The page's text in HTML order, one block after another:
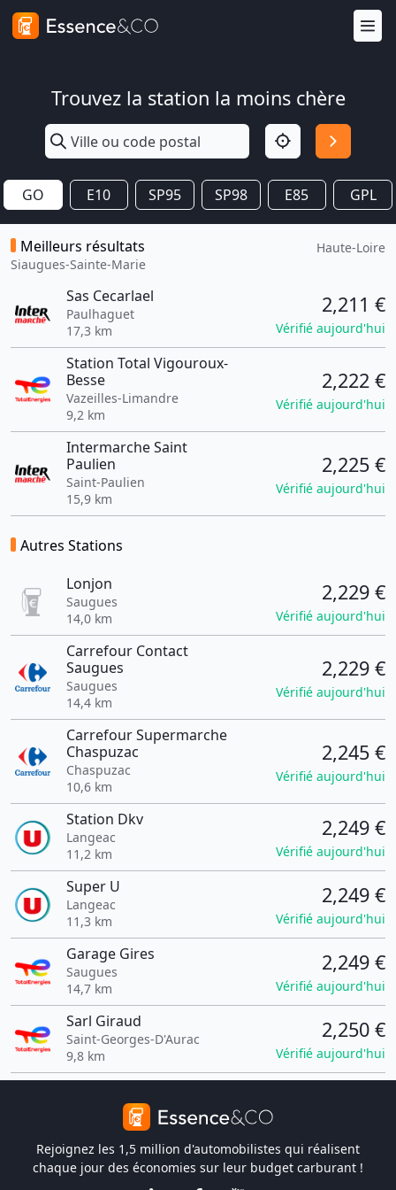
Trouvez la station la moins chère
GO E10 SP95 SP98 E85 GPL
Meilleurs résultats
Siaugues-Sainte-Marie
Haute-Loire
Sas Cecarlael
Paulhaguet
17,3 km
2,211 €
Vérifié aujourd'hui
Station Total Vigouroux-
Besse
Vazeilles-Limandre
9,2 km
2,222 €
Vérifié aujourd'hui
Intermarche Saint
Paulien
Saint-Paulien
15,9 km
2,225 €
Vérifié aujourd'hui
Autres Stations
Lonjon
Saugues
14,0 km
2,229 €
Vérifié aujourd'hui
Carrefour Contact
Saugues
Saugues
14,4 km
2,229 €
Vérifié aujourd'hui
Carrefour Supermarche
Chaspuzac
Chaspuzac
10,6 km
2,245 €
Vérifié aujourd'hui
Station Dkv
Langeac
11,2 km
2,249 €
Vérifié aujourd'hui
Super U
Langeac
11,3 km
2,249 €
Vérifié aujourd'hui
Garage Gires
Saugues
14,7 km
2,249 €
Vérifié aujourd'hui
Sarl Giraud
Saint-Georges-D'Aurac
9,8 km
2,250 €
Vérifié aujourd'hui
Rejoignez les 1,5 million d'automobilistes qui réalisent
chaque jour des économies sur leur budget carburant !